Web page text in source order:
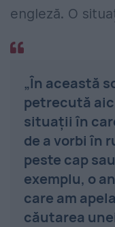
engleză. O
„În această
petrecută
situații în
de a vorbi în
peste cap
exemplu, o
care am
căutarea